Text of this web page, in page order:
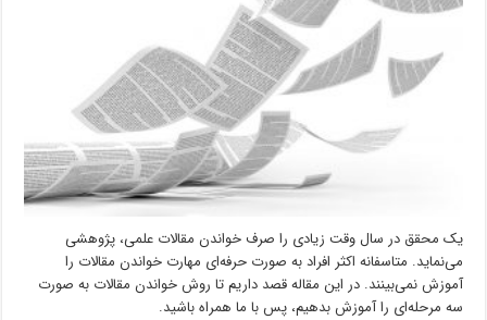
یک محقق در سال وقت زیادی را صرف خواندن مقالات علمی، پژوهشی
می‌نماید. متاسفانه اکثر افراد به صورت حرفه‌ای مهارت خواندن مقالات را
آموزش نمی‌بینند. در این مقاله قصد داریم تا روش خواندن مقالات به صورت
سه مرحله‌ای را آموزش بدهیم، پس با ما همراه باشید.